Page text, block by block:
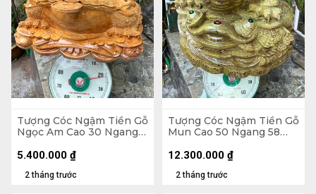
Tượng Cóc Ngậm Tiền Gỗ
Ngọc Am Cao 30 Ngang
2 tháng trước
5.400.000 ₫
Tượng Cóc Ngậm Tiền Gỗ
Mun Cao 50 Ngang 58
2 tháng trước
12.300.000 ₫